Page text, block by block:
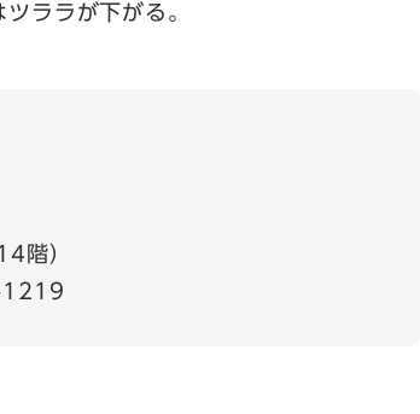
ララが下がる。
階）
1219